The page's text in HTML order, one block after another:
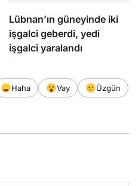
Lübnan’ın güneyinde iki
işgalci geberdi, yedi
işgalci yaralandı
Haha Vay
Üzgün